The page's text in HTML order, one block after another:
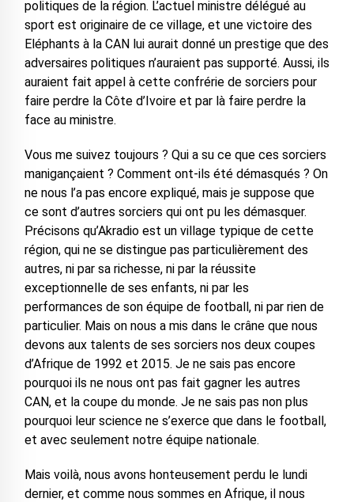
politiques de la région. L’actuel ministre délégué au
sport est originaire de ce village, et une victoire des
Eléphants à la CAN lui aurait donné un prestige que des
adversaires politiques n’auraient pas supporté. Aussi, ils
auraient fait appel à cette confrérie de sorciers pour
faire perdre la Côte d’Ivoire et par là faire perdre la
face au ministre.
Vous me suivez toujours ? Qui a su ce que ces sorciers
manigançaient ? Comment ont-ils été démasqués ? On
ne nous l’a pas encore expliqué, mais je suppose que
ce sont d’autres sorciers qui ont pu les démasquer.
Précisons qu’Akradio est un village typique de cette
région, qui ne se distingue pas particulièrement des
autres, ni par sa richesse, ni par la réussite
exceptionnelle de ses enfants, ni par les
performances de son équipe de football, ni par rien de
particulier. Mais on nous a mis dans le crâne que nous
devons aux talents de ses sorciers nos deux coupes
d’Afrique de 1992 et 2015. Je ne sais pas encore
pourquoi ils ne nous ont pas fait gagner les autres
CAN, et la coupe du monde. Je ne sais pas non plus
pourquoi leur science ne s’exerce que dans le football,
et avec seulement notre équipe nationale.
Mais voilà, nous avons honteusement perdu le lundi
dernier, et comme nous sommes en Afrique, il nous